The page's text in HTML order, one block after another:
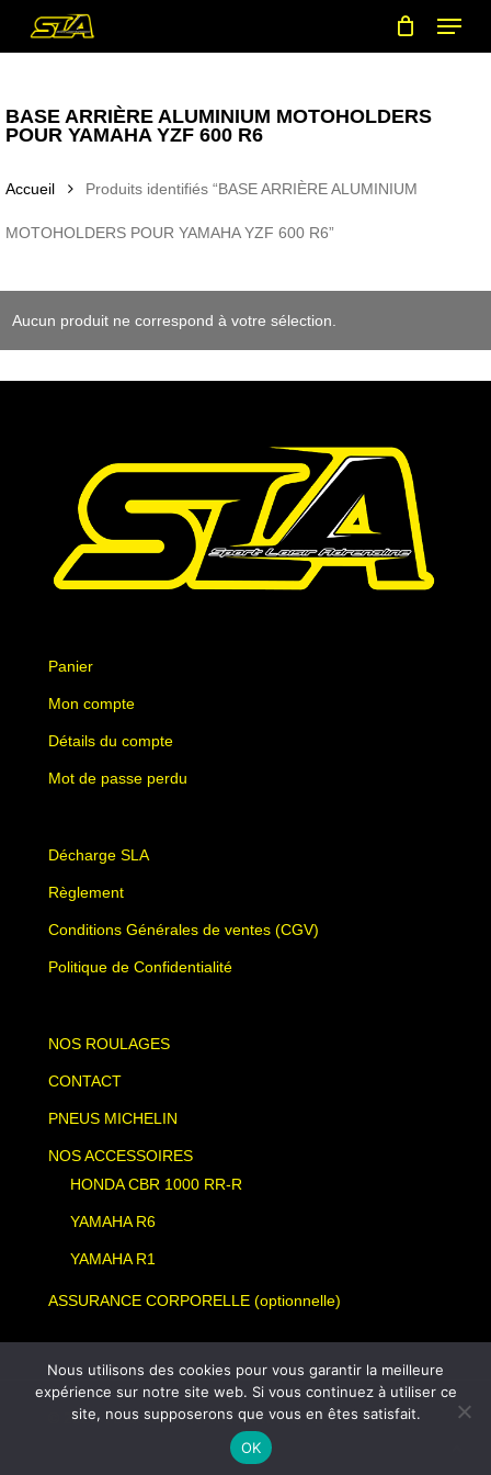
Menu
BASE ARRIÈRE ALUMINIUM MOTOHOLDERS
POUR YAMAHA YZF 600 R6
Accueil Produits identifiés “BASE ARRIÈRE ALUMINIUM
MOTOHOLDERS POUR YAMAHA YZF 600 R6”
Aucun produit ne correspond à votre sélection.
Panier
Mon compte
Détails du compte
Mot de passe perdu
Décharge SLA
Règlement
Conditions Générales de ventes (CGV)
Politique de Confidentialité
NOS ROULAGES
CONTACT
PNEUS MICHELIN
NOS ACCESSOIRES
HONDA CBR 1000 RR-R
YAMAHA R6
YAMAHA R1
ASSURANCE CORPORELLE (optionnelle)
© 2026 TEAM SLA. TRACK DAY MOTO
Nous utilisons des cookies pour vous garantir la meilleure
expérience sur notre site web. Si vous continuez à utiliser ce
site, nous supposerons que vous en êtes satisfait.
OK